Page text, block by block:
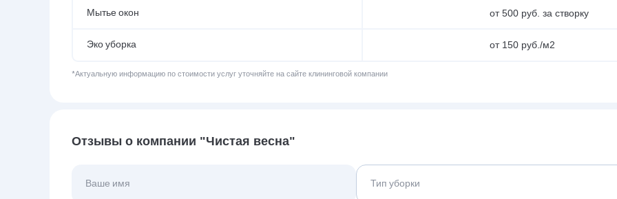
Мытье окон от 500 руб. за створку
Эко уборка от 150 руб./м2
*Актуальную информацию по стоимости услуг уточняйте на сайте клининговой компании
Отзывы о компании "Чистая весна"
Тип уборки